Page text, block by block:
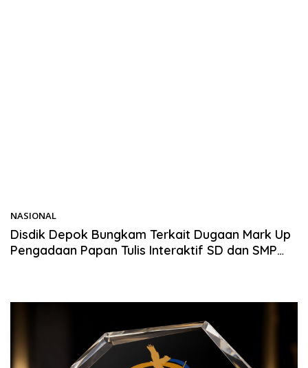
NASIONAL
Disdik Depok Bungkam Terkait Dugaan Mark Up
Pengadaan Papan Tulis Interaktif SD dan SMP